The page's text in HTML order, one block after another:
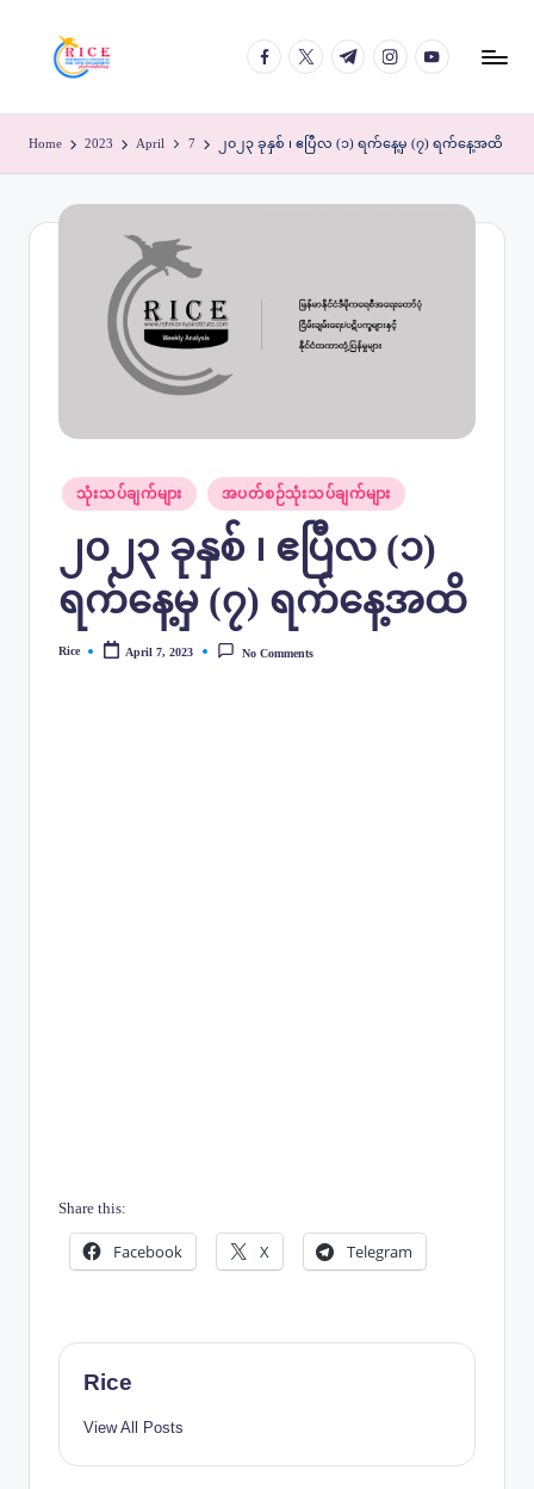
facebook.com
twitter.com
t.me instagram.com
youtube.com
Home 2023 April 7 ၂၀၂၃ ခုနှစ် ၊ ဧပြီလ (၁) ရက်နေ့မှ (၇) ရက်‌နေ့အထိ
Posted
in
သုံးသပ်ချက်များ အပတ်စဉ်သုံးသပ်ချက်များ
၂၀၂၃ ခုနှစ် ၊ ဧပြီလ (၁)
ရက်နေ့မှ (၇) ရက်‌နေ့အထိ
Posted
Rice April 7, 2023 No Comments
Share this:
Facebook X Telegram
Rice
View All Posts